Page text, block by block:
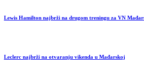
Lewis Hamilton najbrži na drugom treningu za VN
Leclerc najbrži na otvaranju vikenda u Mađarskoj